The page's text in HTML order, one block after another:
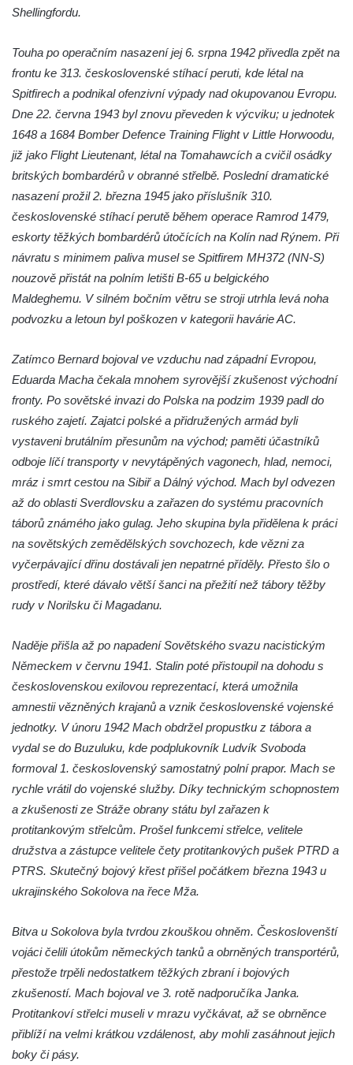
Bývalá socha na křižovatce ulic Ještědská a
Socha svatého Jana Nepomuckého v
Ještědské ulici v Rychnově u Jablonce nad
Nisou
Socha svatého Jana Nepomuckého na
křižovatce ulice Kokonínská v Pulečném
Historický milník naproti domu čp. 37 v
Socha svatého Josefa s Ježíškem u kostela
svatého Josefa v Krásné u Pěnčína
Socha svatého Jana Nepomuckého u
kostela svatého Martina v Kozlech
Kamenný pomník neznámého účelu u
Základní a Mateřské školy v Teplicích nad
Kamenná plastika před hotelem Orlík v
Teplicích nad Metují
Základní kámen stavebních úprav Domova
Dolní zámek Teplice nad Metují
Socha svatého Jana Nepomuckého v ulici
Aloise Jiráska v Teplicích nad Metují
Socha Pijící žena v ulici Aloise Jiráska v
Teplicích nad Metují
Plastika Úl v Teplicích nad Metují
Socha Dívka s holubicí v Teplicích nad
Metují
Keramický reliéf na fasádě nákupního
Socha Hercula ve Voigtových sadech v
Litvínově
Pomník Josefa Aloise Tichatschka v ulici 5.
května v Teplicích nad Metují
Socha svatého Floriana v ulici 5. května v
Teplicích nad Metují
Reliéf horolezce na domě čp. 13 v Horní
ulici v Teplicích nad Metují
Plastika na hřbitově v Teplicích nad Metují
Sousoší Kalvárie na Masarykově třídě v
Teplicích
Pomník Tomáše Garrigue Masaryka v
Sadech Československé armády v
Teplicích
Plastika Koule v Sadech Československé
armády v Teplicích
Shellingfordu.
Touha po operačním nasazení jej 6. srpna 1942 přivedla zpět na
frontu ke 313. československé stíhací peruti, kde létal na
Spitfirech a podnikal ofenzivní výpady nad okupovanou Evropu.
Dne 22. června 1943 byl znovu převeden k výcviku; u jednotek
1648 a 1684 Bomber Defence Training Flight v Little Horwoodu,
již jako Flight Lieutenant, létal na Tomahawcích a cvičil osádky
britských bombardérů v obranné střelbě. Poslední dramatické
nasazení prožil 2. března 1945 jako příslušník 310.
československé stíhací perutě během operace Ramrod 1479,
eskorty těžkých bombardérů útočících na Kolín nad Rýnem. Při
návratu s minimem paliva musel se Spitfirem MH372 (NN-S)
nouzově přistát na polním letišti B-65 u belgického
Maldeghemu. V silném bočním větru se stroji utrhla levá noha
podvozku a letoun byl poškozen v kategorii havárie AC.
Zatímco Bernard bojoval ve vzduchu nad západní Evropou,
Eduarda Macha čekala mnohem syrovější zkušenost východní
fronty. Po sovětské invazi do Polska na podzim 1939 padl do
ruského zajetí. Zajatci polské a přidružených armád byli
vystaveni brutálním přesunům na východ; paměti účastníků
odboje líčí transporty v nevytápěných vagonech, hlad, nemoci,
mráz i smrt cestou na Sibiř a Dálný východ. Mach byl odvezen
až do oblasti Sverdlovsku a zařazen do systému pracovních
táborů známého jako gulag. Jeho skupina byla přidělena k práci
na sovětských zemědělských sovchozech, kde vězni za
vyčerpávající dřinu dostávali jen nepatrné příděly. Přesto šlo o
prostředí, které dávalo větší šanci na přežití než tábory těžby
rudy v Norilsku či Magadanu.
Naděje přišla až po napadení Sovětského svazu nacistickým
Německem v červnu 1941. Stalin poté přistoupil na dohodu s
československou exilovou reprezentací, která umožnila
amnestii vězněných krajanů a vznik československé vojenské
jednotky. V únoru 1942 Mach obdržel propustku z tábora a
vydal se do Buzuluku, kde podplukovník Ludvík Svoboda
formoval 1. československý samostatný polní prapor. Mach se
rychle vrátil do vojenské služby. Díky technickým schopnostem
a zkušenosti ze Stráže obrany státu byl zařazen k
protitankovým střelcům. Prošel funkcemi střelce, velitele
družstva a zástupce velitele čety protitankových pušek PTRD a
PTRS. Skutečný bojový křest přišel počátkem března 1943 u
ukrajinského Sokolova na řece Mža.
Bitva u Sokolova byla tvrdou zkouškou ohněm. Českoslovenští
vojáci čelili útokům německých tanků a obrněných transportérů,
přestože trpěli nedostatkem těžkých zbraní i bojových
zkušeností. Mach bojoval ve 3. rotě nadporučíka Janka.
Protitankoví střelci museli v mrazu vyčkávat, až se obrněnce
přiblíží na velmi krátkou vzdálenost, aby mohli zasáhnout jejich
boky či pásy.